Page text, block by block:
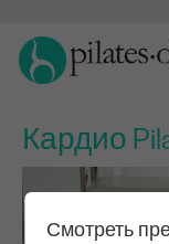
Кардио
Смотреть